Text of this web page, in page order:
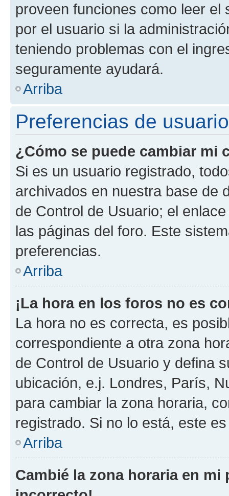
proveen funciones como leer el
por el usuario si la
teniendo problemas con el
seguramente ayudará.
Arriba
Preferencias de
¿Cómo se puede cambiar mi
Si es un usuario registrado,
archivados en nuestra base de
de Control de Usuario; el
las páginas del foro. Este
preferencias.
Arriba
¡La hora en los foros no es
La hora no es correcta, es
correspondiente a otra zona
de Control de Usuario y defina
ubicación, e.j. Londres, París,
para cambiar la zona horaria,
registrado. Si no lo está, este
Arriba
Cambié la zona horaria en